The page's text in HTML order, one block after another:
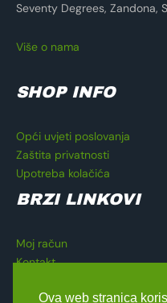
Seventy Degrees, Zandona,
Više o nama
SHOP INFO
Opći uvjeti poslovanja
Zaštita privatnosti
Upotreba kolačića
BRZI LINKOVI
Moj račun
Kontakt
Blagajna
Ova web stranica